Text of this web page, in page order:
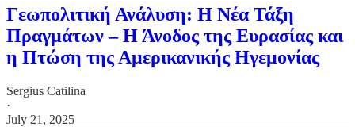
Γεωπολιτική Ανάλυση: Η Νέα Τάξη
Πραγμάτων – Η Άνοδος της Ευρασίας και
η Πτώση της Αμερικανικής Ηγεμονίας
Sergius Catilina
·
July 21, 2025